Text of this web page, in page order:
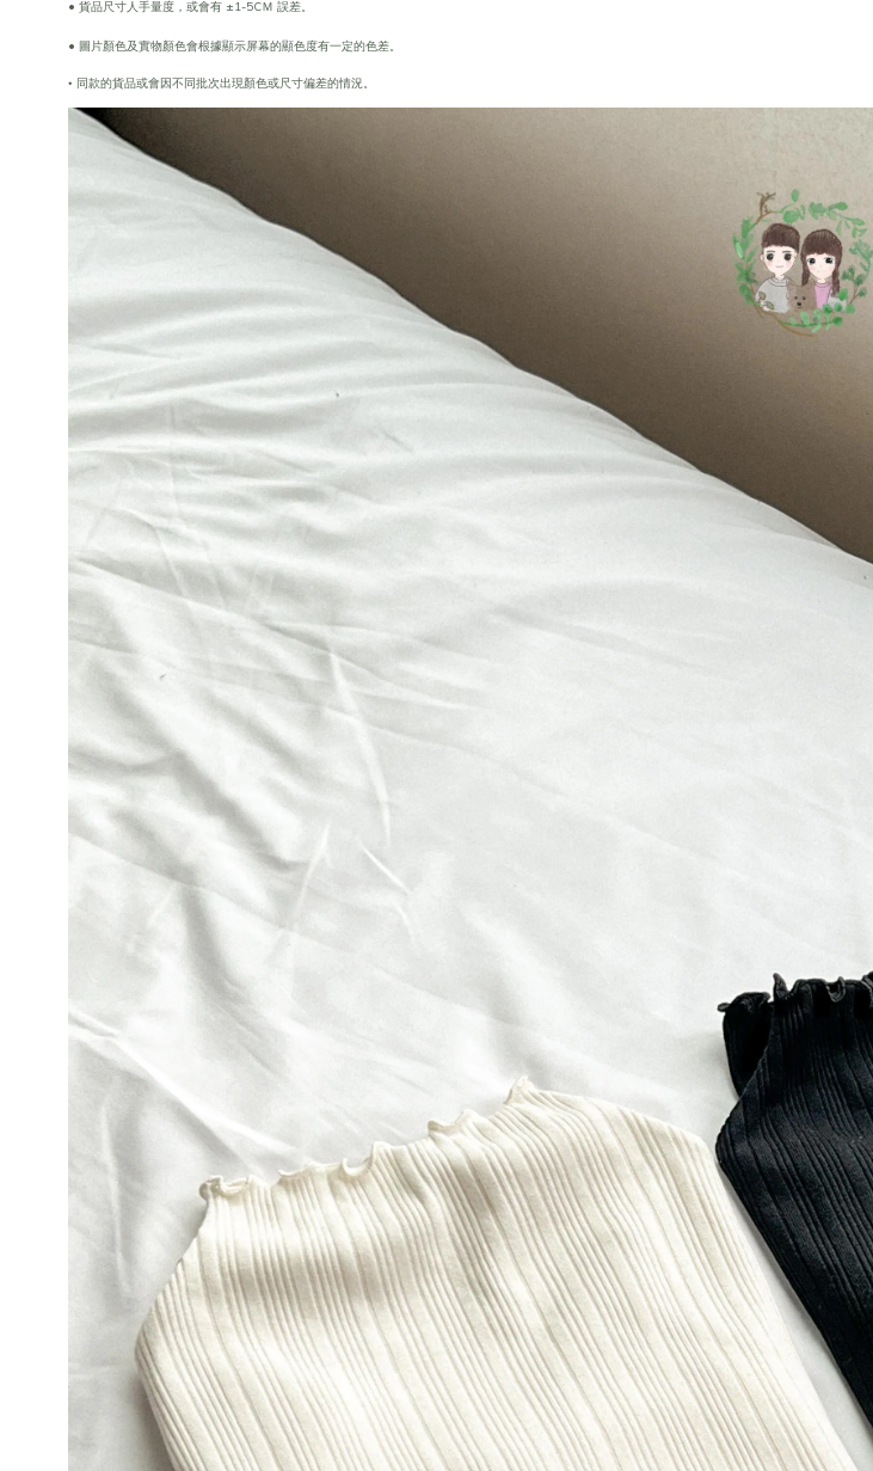
• 貨品尺寸人手量度，或會有 ±1-5CＭ 誤差。
• 圖片顏色及實物顏色會根據顯示屏幕的顯色度有一定的色差。
• 同款的貨品或會因不同批次出現顏色或尺寸偏差的情況。